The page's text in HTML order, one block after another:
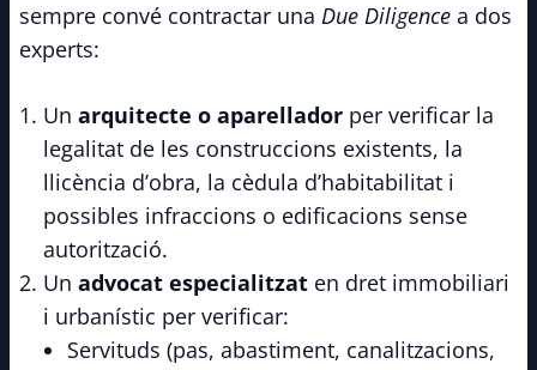
sempre convé contractar una Due Diligence a dos
experts:
Un arquitecte o aparellador per verificar la
legalitat de les construccions existents, la
llicència d’obra, la cèdula d’habitabilitat i
possibles infraccions o edificacions sense
autorització.
Un advocat especialitzat en dret immobiliari
i urbanístic per verificar:
Servituds (pas, abastiment, canalitzacions,